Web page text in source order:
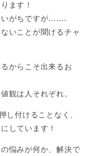
ます！
いがちですが…….
いことが聞けるチャ
からこそ出来るお
観は人それぞれ。
し付けることなく、
しています！
悩みが何か、解決で